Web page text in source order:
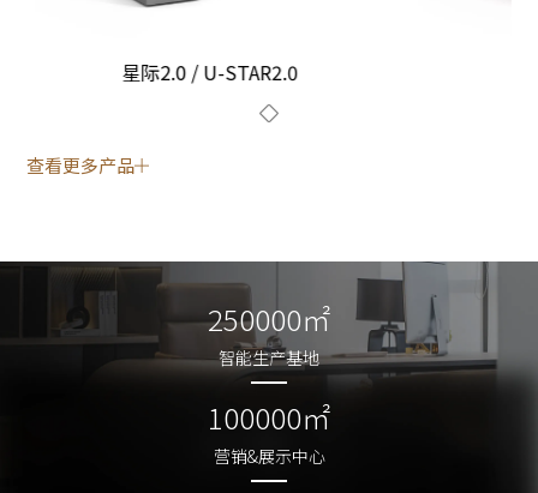
星际2.0 / U-STAR2.0
查看更多产品
250000㎡
智能生产基地
100000㎡
营销&展示中心
250000㎡
智能生产基地
100000㎡
营销&展示中心